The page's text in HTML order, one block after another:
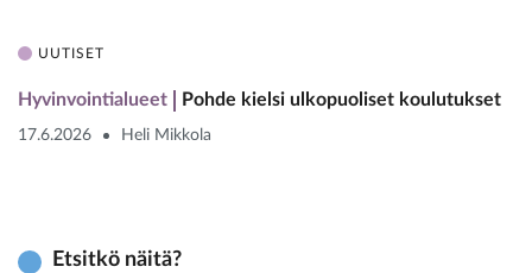
UUTISET
Hyvinvointialueet Pohde kielsi ulkopuoliset koulutukset
17.6.2026 Heli Mikkola
Etsitkö näitä?